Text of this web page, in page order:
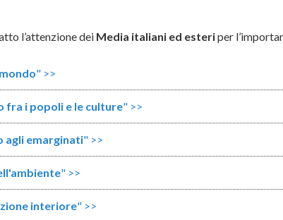
l’attenzione dei Media italiani ed esteriper
" >>
fra i popoli e le culture" >>
agli emarginati" >>
" >>
interiore" >>